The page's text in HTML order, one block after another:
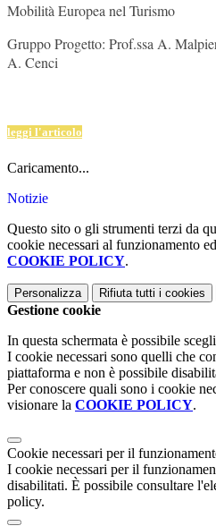
Mobilità Europea nel Turismo
Gruppo Progetto: Prof.ssa A.
A. Cenci
leggi l'articolo
Caricamento...
Notizie
Questo sito o gli strumenti terzi da
cookie necessari al funzionamento
COOKIE POLICY.
Personalizza Rifiuta tutti i cookies
Gestione cookie
In questa schermata è possibile
I cookie necessari sono quelli che
piattaforma e non è possibile
Per conoscere quali sono i cookie
visionare la COOKIE POLICY.
Cookie necessari per il
I cookie necessari per il
disabilitati. È possibile consultare
policy.